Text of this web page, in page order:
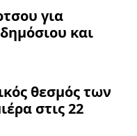
για
και
θεσμός των
στις 22